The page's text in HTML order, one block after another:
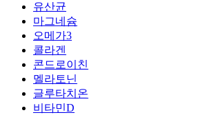
유산균
마그네슘
오메가3
콜라겐
콘드로이친
멜라토닌
글루타치온
비타민D